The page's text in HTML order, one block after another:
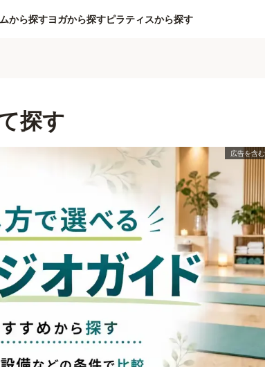
から探すヨガから探すピラティスから探す
探す